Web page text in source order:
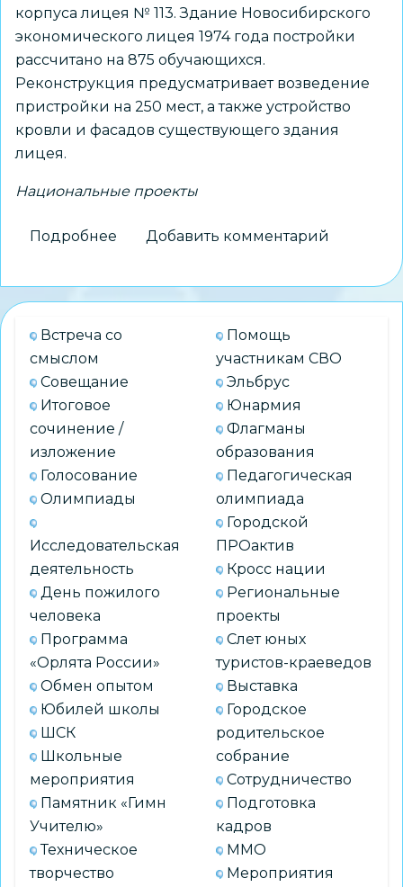
корпуса лицея № 113. Здание Новосибирского
экономического лицея 1974 года постройки
рассчитано на 875 обучающихся.
Реконструкция предусматривает возведение
пристройки на 250 мест, а также устройство
кровли и фасадов существующего здания
лицея.
Национальные проекты
Подробнее
Новосибирской
области
продолжается
строительство
и
реконструкция
школ
нацпроекту
«Молодежь
дети»
Добавить комментарий
Встреча со
смыслом
Совещание
Итоговое
сочинение /
изложение
Голосование
Олимпиады
Исследовательская
деятельность
День пожилого
человека
Программа
«Орлята России»
Обмен опытом
Юбилей школы
ШСК
Школьные
мероприятия
Памятник «Гимн
Учителю»
Техническое
творчество
Помощь
участникам СВО
Эльбрус
Юнармия
Флагманы
образования
Педагогическая
олимпиада
Городской
ПРОактив
Кросс нации
Региональные
проекты
Слет юных
туристов-краеведов
Выставка
Городское
родительское
собрание
Сотрудничество
Подготовка
кадров
ММО
Мероприятия